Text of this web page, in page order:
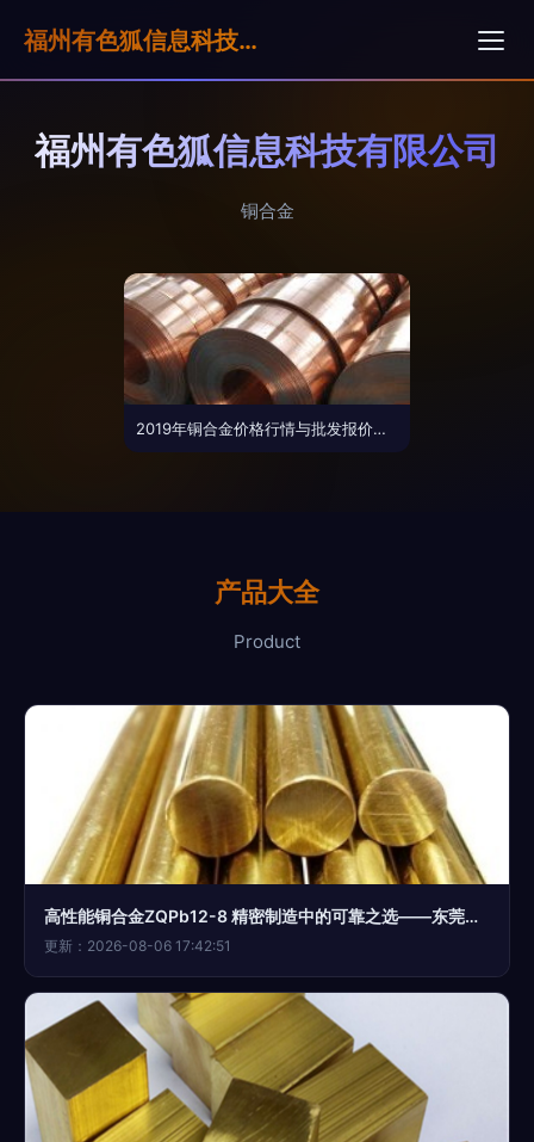
福州有色狐信息科技有限公司
福州有色狐信息科技有限公司
铜合金
2019年铜合金价格行情与批发报价分析（第24页）
产品大全
Product
高性能铜合金ZQPb12-8 精密制造中的可靠之选——东莞市长安建光模具钢材经营部专供
更新：2026-08-06 17:42:51